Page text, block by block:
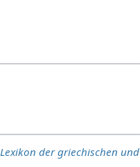
der griechischen und